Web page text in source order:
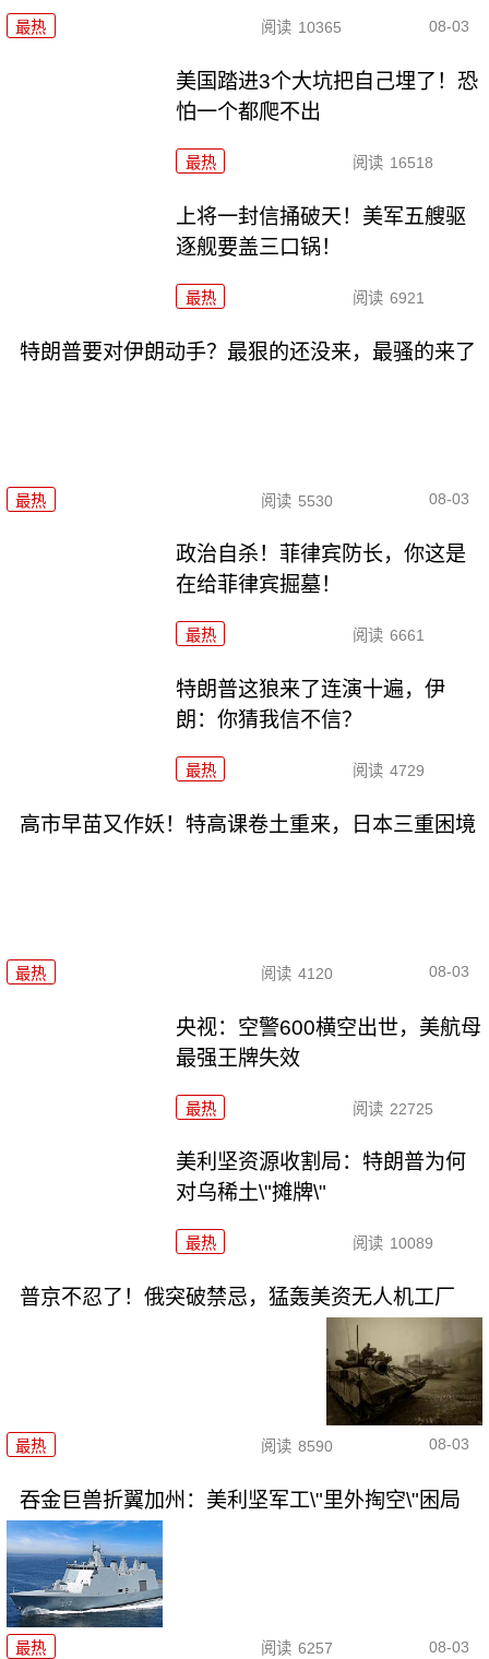
最热 阅读 10365 08-03
美国踏进3个大坑把自己埋了！恐
怕一个都爬不出
最热 阅读 16518
上将一封信捅破天！美军五艘驱
逐舰要盖三口锅！
最热 阅读 6921
特朗普要对伊朗动手？最狠的还没来，最骚的来了
最热 阅读 5530 08-03
政治自杀！菲律宾防长，你这是
在给菲律宾掘墓！
最热 阅读 6661
特朗普这狼来了连演十遍，伊
朗：你猜我信不信？
最热 阅读 4729
高市早苗又作妖！特高课卷土重来，日本三重困境
最热 阅读 4120 08-03
央视：空警600横空出世，美航母
最强王牌失效
最热 阅读 22725
美利坚资源收割局：特朗普为何
对乌稀土\"摊牌\"
最热 阅读 10089
普京不忍了！俄突破禁忌，猛轰美资无人机工厂
最热 阅读 8590 08-03
吞金巨兽折翼加州：美利坚军工\"里外掏空\"困局
最热 阅读 6257 08-03